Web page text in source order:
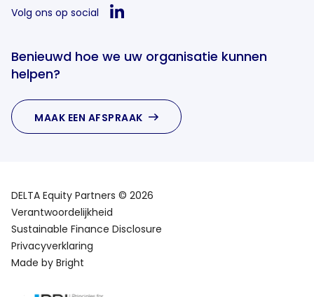
Volg ons op social
Benieuwd hoe we uw organisatie kunnen
helpen?
MAAK EEN AFSPRAAK
DELTA Equity Partners © 2026
Verantwoordelijkheid
Sustainable Finance Disclosure
Privacyverklaring
Made by Bright